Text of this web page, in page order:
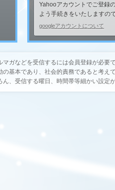
Yahooアカウントでご登録
よう手続きをいたしますので
googleアカウントについて
ガなどを受信するには会員登録が必要で
基本であり、社会的責務であると考えて
、受信する曜日、時間帯等細かい設定が